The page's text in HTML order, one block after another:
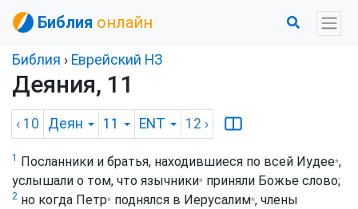
Библия онлайн
Библия › Еврейский НЗ
Деяния, 11
‹ 10 Деян 11 ENT 12 ›
1 Посланники и братья, находившиеся по всей Иудее*,
услышали о том, что язычники* приняли Божье слово;
2 но когда Петр* поднялся в Иерусалим*, члены